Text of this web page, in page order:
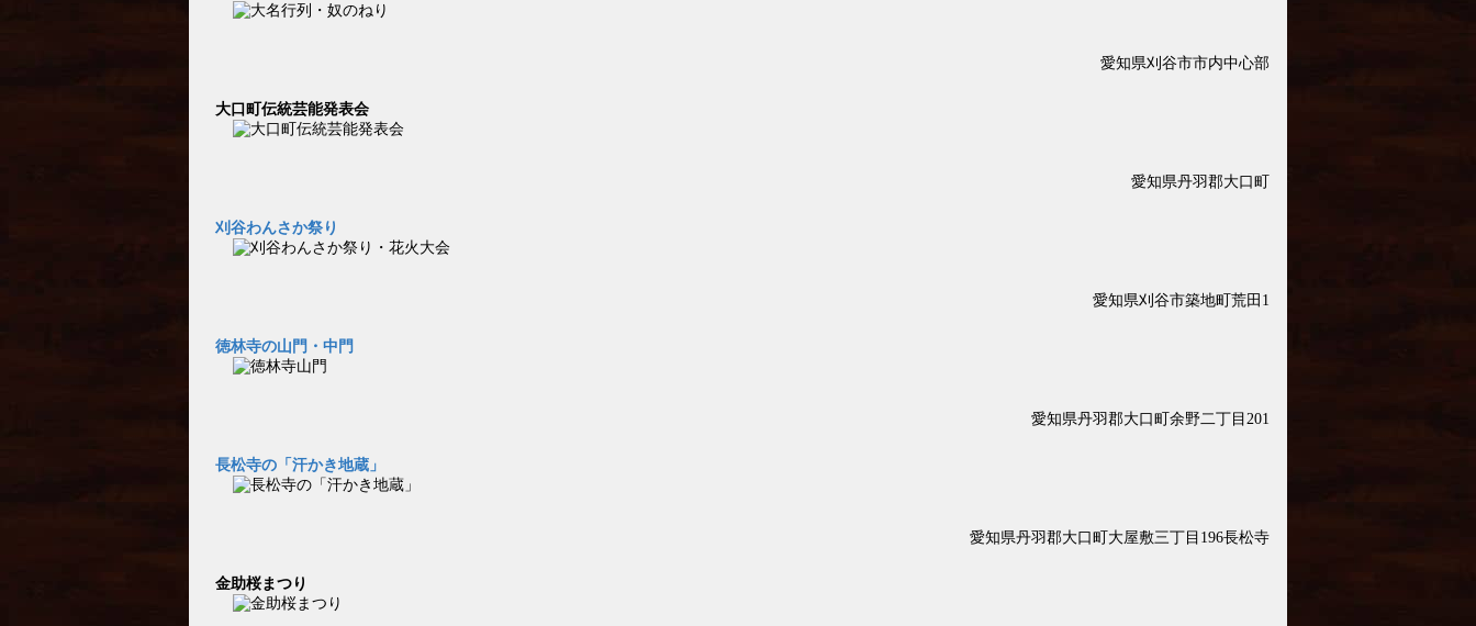
愛知県刈谷市市内中心部
大口町伝統芸能発表会
愛知県丹羽郡大口町
刈谷わんさか祭り
愛知県刈谷市築地町荒田1
徳林寺の山門・中門
愛知県丹羽郡大口町余野二丁目201
長松寺の「汗かき地蔵」
愛知県丹羽郡大口町大屋敷三丁目196長松寺
金助桜まつり